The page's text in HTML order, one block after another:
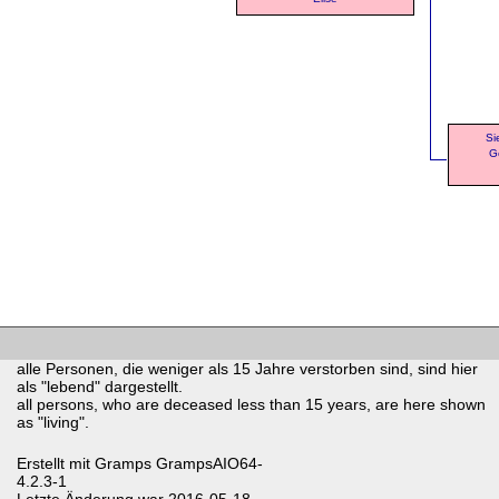
alle Personen, die weniger als 15 Jahre verstorben sind, sind hier
als "lebend" dargestellt.
all persons, who are deceased less than 15 years, are here shown
as "living".
Erstellt mit Gramps GrampsAIO64-
4.2.3-1